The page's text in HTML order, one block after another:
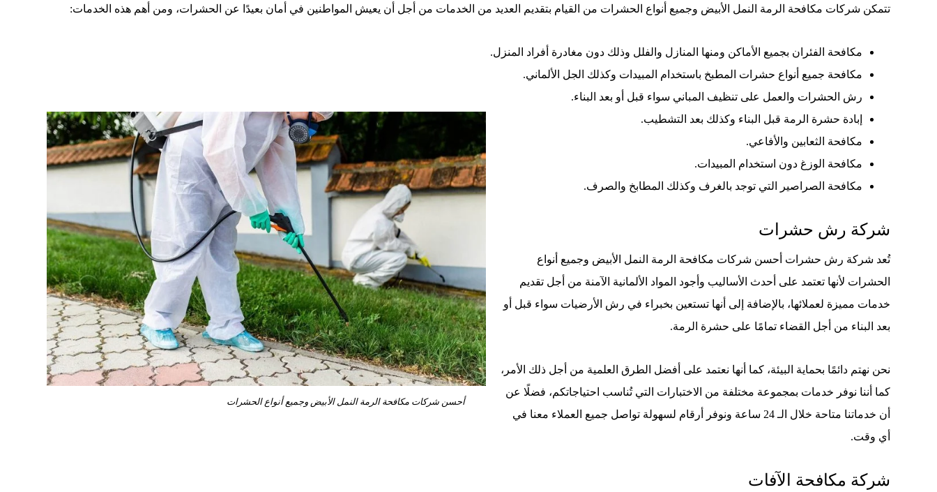
تتمكن شركات مكافحة الرمة النمل الأبيض وجميع أنواع الحشرات من القيام بتقديم العديد من الخدمات من أجل أن يعيش المواطنين في أمان بعيدًا عن الحشرات، ومن أهم هذه الخدمات:
مكافحة الفئران بجميع الأماكن ومنها المنازل والفلل وذلك دون مغادرة أفراد المنزل.
مكافحة جميع أنواع حشرات المطبخ باستخدام المبيدات وكذلك الجل الألماني.
رش الحشرات والعمل على تنظيف المباني سواء قبل أو بعد البناء.
إبادة حشرة الرمة قبل البناء وكذلك بعد التشطيب.
أحسن شركات مكافحة الرمة النمل الأبيض وجميع أنواع الحشرات
مكافحة الثعابين والأفاعي.
مكافحة الوزغ دون استخدام المبيدات.
مكافحة الصراصير التي توجد بالغرف وكذلك المطابخ والصرف.
شركة رش حشرات
تُعد شركة رش حشرات أحسن شركات مكافحة الرمة النمل الأبيض وجميع أنواع
الحشرات لأنها تعتمد على أحدث الأساليب وأجود المواد الألمانية الآمنة من أجل تقديم
خدمات مميزة لعملائها، بالإضافة إلى أنها تستعين بخبراء في رش الأرضيات سواء قبل أو
بعد البناء من أجل القضاء تمامًا على حشرة الرمة.
نحن نهتم دائمًا بحماية البيئة، كما أنها نعتمد على أفضل الطرق العلمية من أجل ذلك الأمر،
كما أننا نوفر خدمات بمجموعة مختلفة من الاختبارات التي تُناسب احتياجاتكم، فضلًا عن
أن خدماتنا متاحة خلال الـ 24 ساعة ونوفر أرقام لسهولة تواصل جميع العملاء معنا في
أي وقت.
شركة مكافحة الآفات